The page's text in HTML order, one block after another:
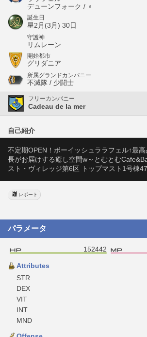
デューンフォーク / ♀
誕生日
星2月(3月) 30日
守護神
リムレーン
開始都市
グリダニア
所属グランドカンパニー
不滅隊 / 少闘士
フリーカンパニー
Cadeau de la mer
自己紹介
不定期OPEN！ボーイッシュララフェル↑最
長がお届けする癒し空間w～とむとむ
スト・ヴィレッジ第6区 トップマスト1号棟
レポート
パラメータ
152442
Attributes
STR
DEX
VIT
INT
MND